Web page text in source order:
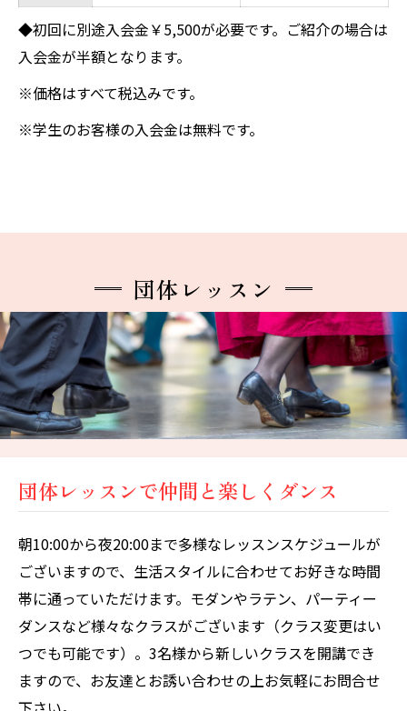
◆初回に別途入会金￥5,500が必要です。ご紹介の場合は
入会金が半額となります。
※価格はすべて税込みです。
※学生のお客様の入会金は無料です。
団体レッスン
団体レッスンで仲間と楽しくダンス
朝10:00から夜20:00まで多様なレッスンスケジュールが
ございますので、生活スタイルに合わせてお好きな時間
帯に通っていただけます。モダンやラテン、パーティー
ダンスなど様々なクラスがございます（クラス変更はい
つでも可能です）。3名様から新しいクラスを開講でき
ますので、お友達とお誘い合わせの上お気軽にお問合せ